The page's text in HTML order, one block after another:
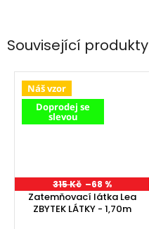
Související produkty
Náš vzor
Doprodej se
slevou
315 Kč –68 %
Zatemňovací látka Lea
ZBYTEK LÁTKY - 1,70m